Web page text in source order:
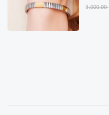
3,000.00